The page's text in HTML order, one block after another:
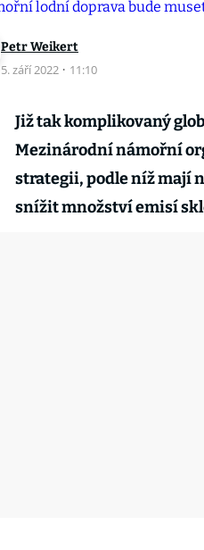
Petr Weikert
5. září 2022 · 11:10
Již tak komplikovaný
Mezinárodní námořní
strategii, podle níž mají
snížit množství emisí